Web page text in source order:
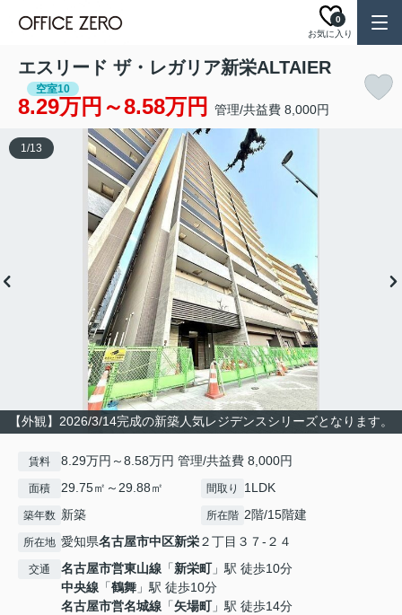
お気に入り
0
エスリード ザ・レガリア新栄ALTAIER
空室10
8.29万円～8.58万円 管理/共益費 8,000円
【外観】2026/3/14完成の新築人気レジデンスシリーズとなります。
1/13
賃料 8.29万円～8.58万円 管理/共益費 8,000円
面積 29.75㎡～29.88㎡ 間取り 1LDK
築年数 新築 所在階 2階/15階建
所在地 愛知県名古屋市中区新栄２丁目３７-２４
交通 名古屋市営東山線 「新栄町」駅 徒歩10分
中央線 「鶴舞 」駅 徒歩10分
名古屋市営名城線 「矢場町」駅 徒歩14分